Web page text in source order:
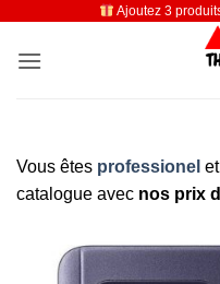
contenu
Ajoutez 3
Vous êtes professionel
catalogue avec nos prix